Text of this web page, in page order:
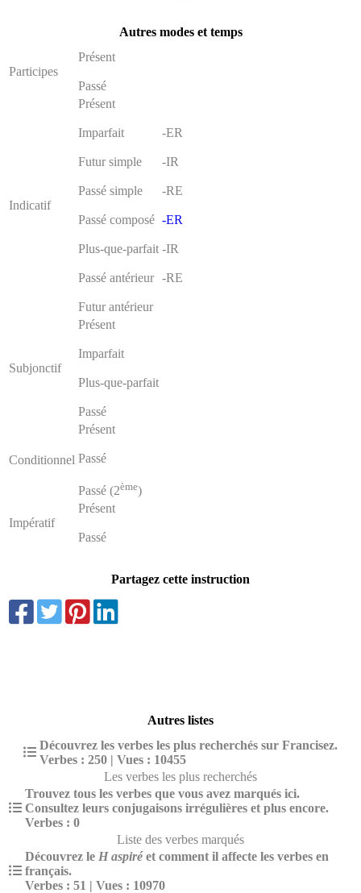
Autres modes et temps
Participes
Présent
Passé
Indicatif
Présent
Imparfait
Futur simple
Passé simple
Passé composé
Plus-que-parfait
Passé antérieur
Futur antérieur
-ER
-IR
-RE
-ER
-IR
-RE
Subjonctif
Présent
Imparfait
Plus-que-parfait
Passé
Conditionnel
Présent
Passé
Passé (2ème)
Impératif
Présent
Passé
Partagez cette instruction
Autres listes
Découvrez les verbes les plus recherchés sur Francisez.
Verbes : 250 | Vues : 10455
Les verbes les plus recherchés
Trouvez tous les verbes que vous avez marqués ici.
Consultez leurs conjugaisons irrégulières et plus encore.
Verbes : 0
Liste des verbes marqués
Découvrez le H aspiréet comment il affecte les verbes en
français.
Verbes : 51 | Vues : 10970